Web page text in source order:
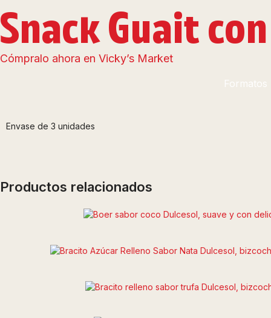
Snack Guait
Cómpralo ahora en Vicky’s Market
Formatos
Envase de 3 unidades
Productos relacionados